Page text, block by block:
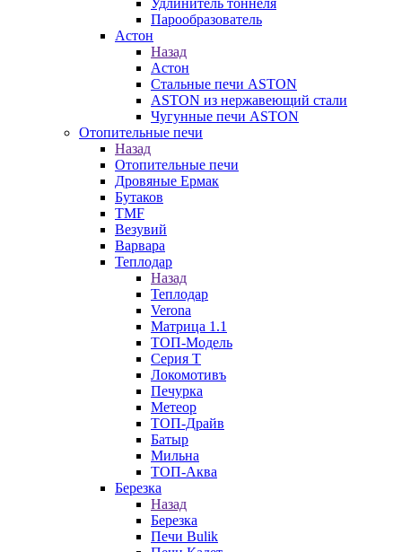
Удлинитель тоннеля
Парообразователь
Астон
Назад
Астон
Стальные печи ASTON
ASTON из нержавеющий стали
Чугунные печи ASTON
Отопительные печи
Назад
Отопительные печи
Дровяные Ермак
Бутаков
TMF
Везувий
Варвара
Теплодар
Назад
Теплодар
Verona
Матрица 1.1
ТОП-Модель
Серия Т
Локомотивъ
Печурка
Метеор
ТОП-Драйв
Батыр
Мильна
ТОП-Аква
Березка
Назад
Березка
Печи Bulik